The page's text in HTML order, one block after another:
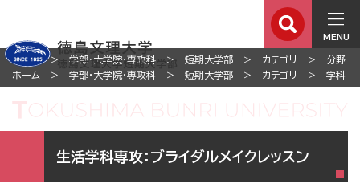
MENU
ホーム 学部・大学院・専攻科 短期大学部 カテゴリ
分野
ホーム
学部・大学院・専攻科 短期大学部 カテゴリ 学科
生活学科専攻：ブライダルメイクレッスン